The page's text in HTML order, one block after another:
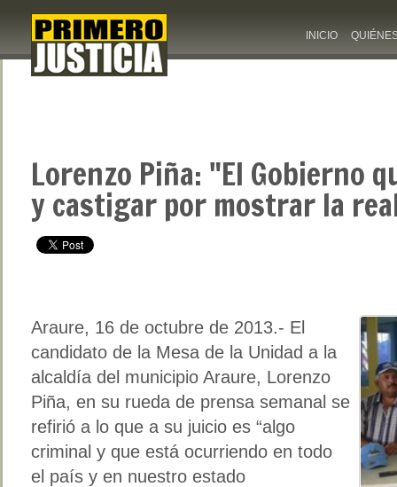
INICIO
Lorenzo Piña: "El Gobierno
y castigar por mostrar la
Araure, 16 de octubre de 2013.- El
candidato de la Mesa de la Unidad a la
alcaldía del municipio Araure, Lorenzo
Piña, en su rueda de prensa semanal se
refirió a lo que a su juicio es “algo
criminal y que está ocurriendo en todo
el país y en nuestro estado